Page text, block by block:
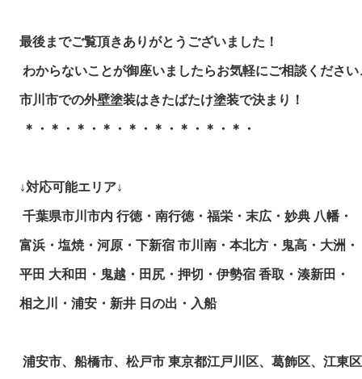
わからないことが御座いましたらお気軽にご相談くださ
市川市での外壁塗装はきたばたけ塗装で決まり！
＊・＊・＊・＊・＊・＊・＊・＊・＊・
↓対応可能エリア↓
千葉県市川市内 行徳・南行徳・福栄・末広・妙典 八幡・
富浜・塩焼・河原・下新宿 市川南・本北方・鬼高・大洲・
平田 大和田・鬼越・田尻・押切・伊勢宿 香取・湊新田・
相之川・浦安・新井 日の出・入船
浦安市、船橋市、松戸市 東京都江戸川区、葛飾区、江東